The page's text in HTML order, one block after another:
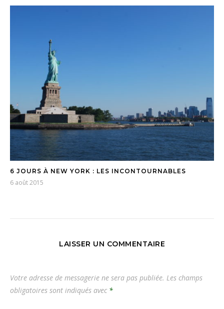
6 JOURS À NEW YORK : LES INCONTOURNABLES
6 août 2015
LAISSER UN COMMENTAIRE
Votre adresse de messagerie ne sera pas publiée. Les champs
obligatoires sont indiqués avec *